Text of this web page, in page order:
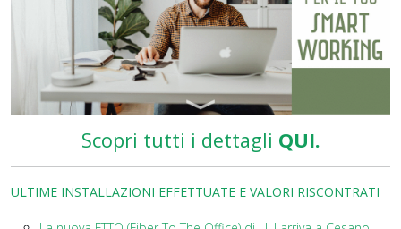
Scopri tutti i dettagli QUI.
ULTIME INSTALLAZIONI EFFETTUATE E VALORI RISCONTRATI